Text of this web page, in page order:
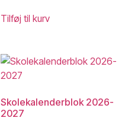
Tilføj til kurv
Skolekalenderblok 2026-
2027